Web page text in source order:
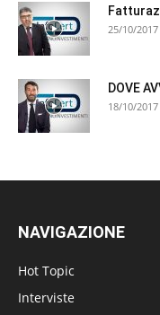
25/10/2017
DOVE
18/10/2017
NAVIGAZIONE
Hot Topic
Interviste